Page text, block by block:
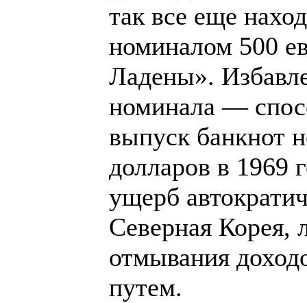
так все еще
номиналом 500
Ладены».
номинала —
выпуск банкнот
долларов в 1969
ущерб
Северная Корея,
отмывания
путем.